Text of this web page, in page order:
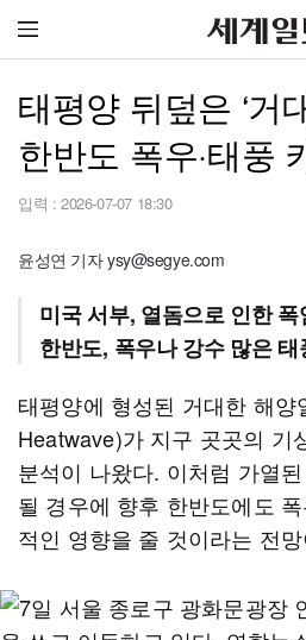
태평양 뒤덮은 ‘거
한반도 폭우·태풍
입력 : 2026-07-07 18:30
윤성연 기자 ysy@segye.com
미국 서부, 열돔으로 인한
한반도, 폭우나 강수 많은
태평양에 형성된 거대한 해양
Heatwave)가 지구 곳곳의 기
분석이 나왔다. 이처럼 가열
될 경우에 향후 한반도에도
적인 영향을 줄 것이라는 전